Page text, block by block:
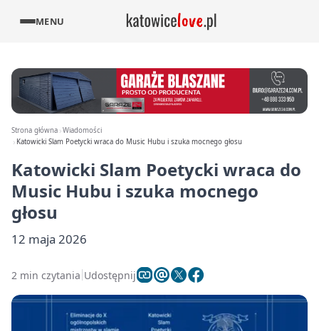
MENU
Strona główna Wiadomości
Katowicki Slam Poetycki wraca do Music Hubu i szuka mocnego głosu
Katowicki Slam Poetycki wraca do
Music Hubu i szuka mocnego
głosu
12 maja 2026
2 min czytania Udostępnij